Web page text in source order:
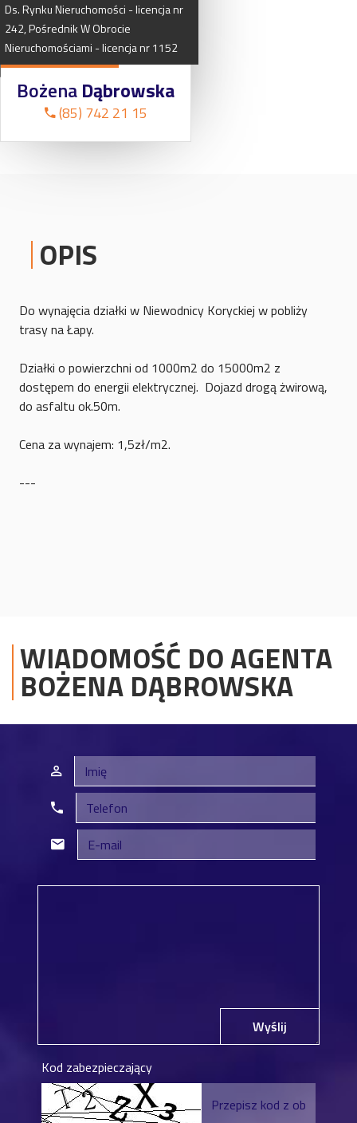
Ds.RynkuNieruchomości -licencjanr
242,PośrednikWObrocie
Nieruchomościami -licencjanr1152
BożenaDąbrowska
(85) 742 21 15
OPIS
Do wynajęcia działki w Niewodnicy Koryckiej w pobliży
trasy na Łapy.
Działki o powierzchni od 1000m2 do 15000m2 z
dostępem do energii elektrycznej. Dojazd drogą żwirową,
do asfaltu ok.50m.
Cena za wynajem: 1,5zł/m2.
---
WIADOMOŚĆ DO AGENTA
BOŻENA DĄBROWSKA
Wyślij
Kod zabezpieczający